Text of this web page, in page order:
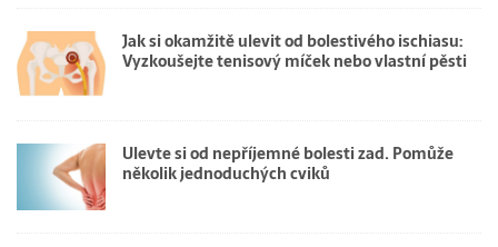
Jak si okamžitě ulevit od bolestivého ischiasu:
Vyzkoušejte tenisový míček nebo vlastní pěsti
Ulevte si od nepříjemné bolesti zad. Pomůže
několik jednoduchých cviků